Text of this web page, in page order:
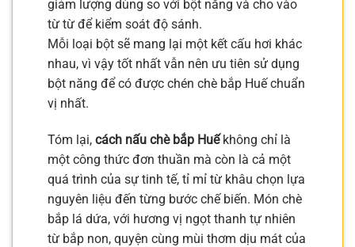
giảm lượng dùng so với bột năng và cho vào
từ từ để kiểm soát độ sánh.
Mỗi loại bột sẽ mang lại một kết cấu hơi khác
nhau, vì vậy tốt nhất vẫn nên ưu tiên sử dụng
bột năng để có được chén chè bắp Huế chuẩn
vị nhất.
Tóm lại, cách nấu chè bắp Huếkhông chỉ là
một công thức đơn thuần mà còn là cả một
quá trình của sự tinh tế, tỉ mỉ từ khâu chọn lựa
nguyên liệu đến từng bước chế biến. Món chè
bắp lá dứa, với hương vị ngọt thanh tự nhiên
từ bắp non, quyện cùng mùi thơm dịu mát của